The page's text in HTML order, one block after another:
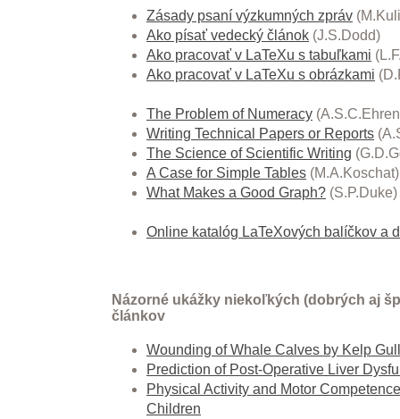
Zásady psaní výzkumných zpráv
Ako písať vedecký článok (J.S.Dodd)
Ako pracovať v LaTeXu s tabuľkami
Ako pracovať v LaTeXu s obrázkami
The Problem of Numeracy
Writing Technical Papers or Reports
The Science of Scientific Writing
A Case for Simple Tables (M.A.Koschat)
What Makes a Good Graph? (S.P.Duke)
Online katalóg LaTeXových balíčkov a
Názorné ukážky niekoľkých (dobrých aj
článkov
Wounding of Whale Calves by Kelp
Prediction of Post-Operative Liver
Physical Activity and Motor
Children